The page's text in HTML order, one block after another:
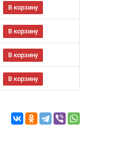
В корзину
В корзину
В корзину
В корзину